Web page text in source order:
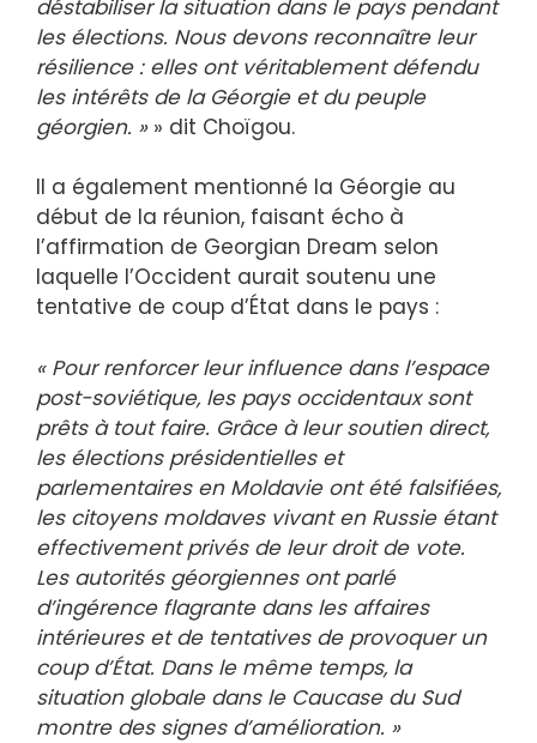
déstabiliser la situation dans le pays pendant
les élections. Nous devons reconnaître leur
résilience : elles ont véritablement défendu
les intérêts de la Géorgie et du peuple
géorgien. »» dit Choïgou.
Il a également mentionné la Géorgie au
début de la réunion, faisant écho à
l’affirmation de Georgian Dream selon
laquelle l’Occident aurait soutenu une
tentative de coup d’État dans le pays :
« Pour renforcer leur influence dans l’espace
post-soviétique, les pays occidentaux sont
prêts à tout faire. Grâce à leur soutien direct,
les élections présidentielles et
parlementaires en Moldavie ont été falsifiées,
les citoyens moldaves vivant en Russie étant
effectivement privés de leur droit de vote.
Les autorités géorgiennes ont parlé
d’ingérence flagrante dans les affaires
intérieures et de tentatives de provoquer un
coup d’État. Dans le même temps, la
situation globale dans le Caucase du Sud
montre des signes d’amélioration. »